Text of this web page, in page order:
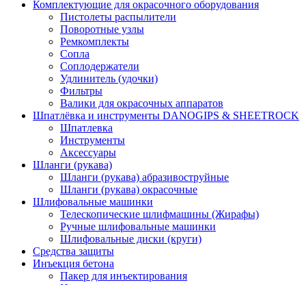
Комплектующие для окрасочного оборудования
Пистолеты распылители
Поворотные узлы
Ремкомплекты
Сопла
Соплодержатели
Удлинитель (удочки)
Фильтры
Валики для окрасочных аппаратов
Шпатлёвка и инструменты DANOGIPS & SHEETROCK
Шпатлевка
Инструменты
Аксессуары
Шланги (рукава)
Шланги (рукава) абразивоструйные
Шланги (рукава) окрасочные
Шлифовальные машинки
Телескопические шлифмашины (Жирафы)
Ручные шлифовальные машинки
Шлифовальные диски (круги)
Средства защиты
Инъекция бетона
Пакер для инъектирования